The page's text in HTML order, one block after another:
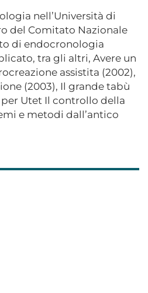
nell’Università di
del Comitato Nazionale
di endocronologia
tra gli altri, Avere un
assistita (2002),
(2003), Il grande tabù
Utet Il controllo della
e metodi dall’antico